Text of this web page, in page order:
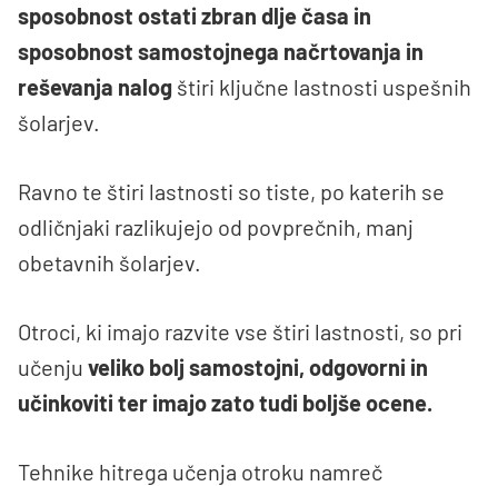
sposobnost ostati zbran dlje časa in
sposobnost samostojnega načrtovanja in
reševanja nalog štiri ključne lastnosti uspešnih
šolarjev.
Ravno te štiri lastnosti so tiste, po katerih se
odličnjaki razlikujejo od povprečnih, manj
obetavnih šolarjev.
Otroci, ki imajo razvite vse štiri lastnosti, so pri
učenju veliko bolj samostojni, odgovorni in
učinkoviti ter imajo zato tudi boljše ocene.
Tehnike hitrega učenja otroku namreč